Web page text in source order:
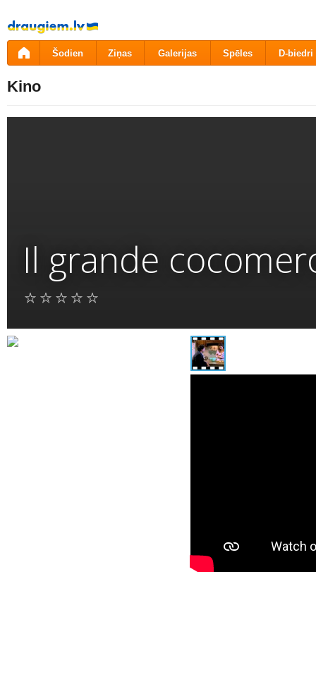
Pāriet
uz
saturu
Šodien Ziņas Galerijas Spēles D-biedri
Kino
Il grande